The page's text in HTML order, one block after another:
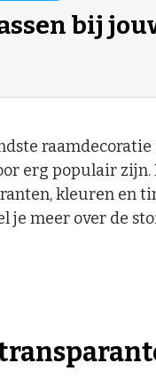
bij
erg populair
kleuren en
je meer over de